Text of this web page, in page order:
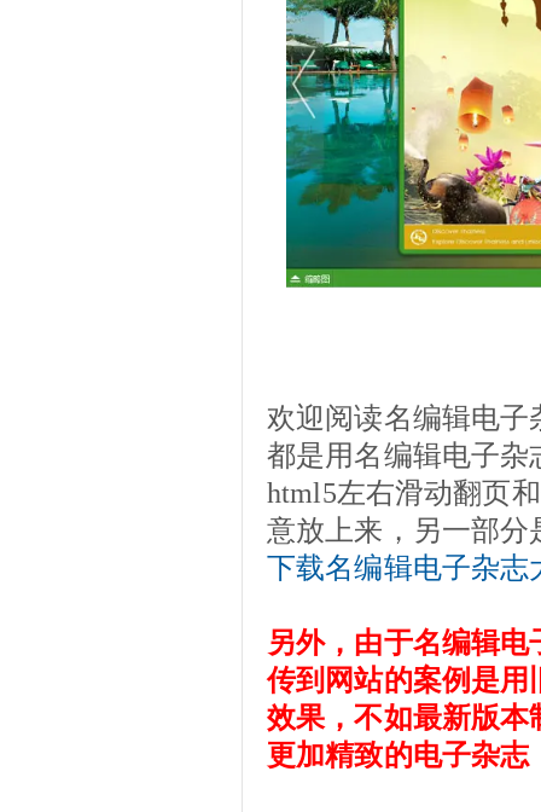
欢迎阅读名编辑电
都是用名编辑电子杂
html5左右滑动翻页
意放上来，另一部分
下载名编辑电子杂志
另外，由于名编辑
传到网站的案例是用
效果，不如最新版本
更加精致的电子杂